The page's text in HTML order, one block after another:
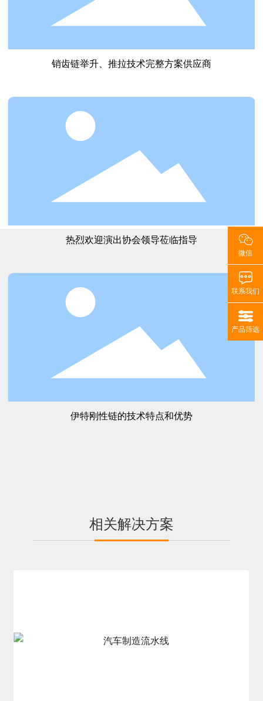
销齿链举升、推拉技术完整方案供应商
热烈欢迎演出协会领导莅临指导
伊特刚性链的技术特点和优势
相关解决方案
微信
联系我们
产品筛选